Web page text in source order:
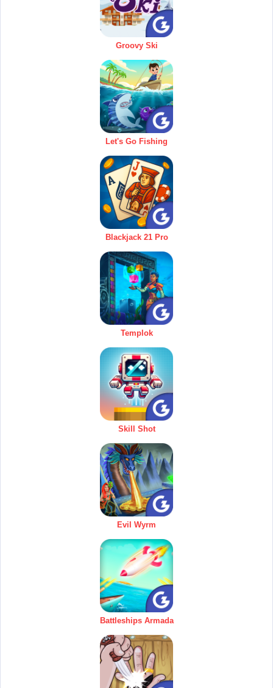
Groovy Ski
Let's Go Fishing
Blackjack 21 Pro
Templok
Skill Shot
Evil Wyrm
Battleships Armada